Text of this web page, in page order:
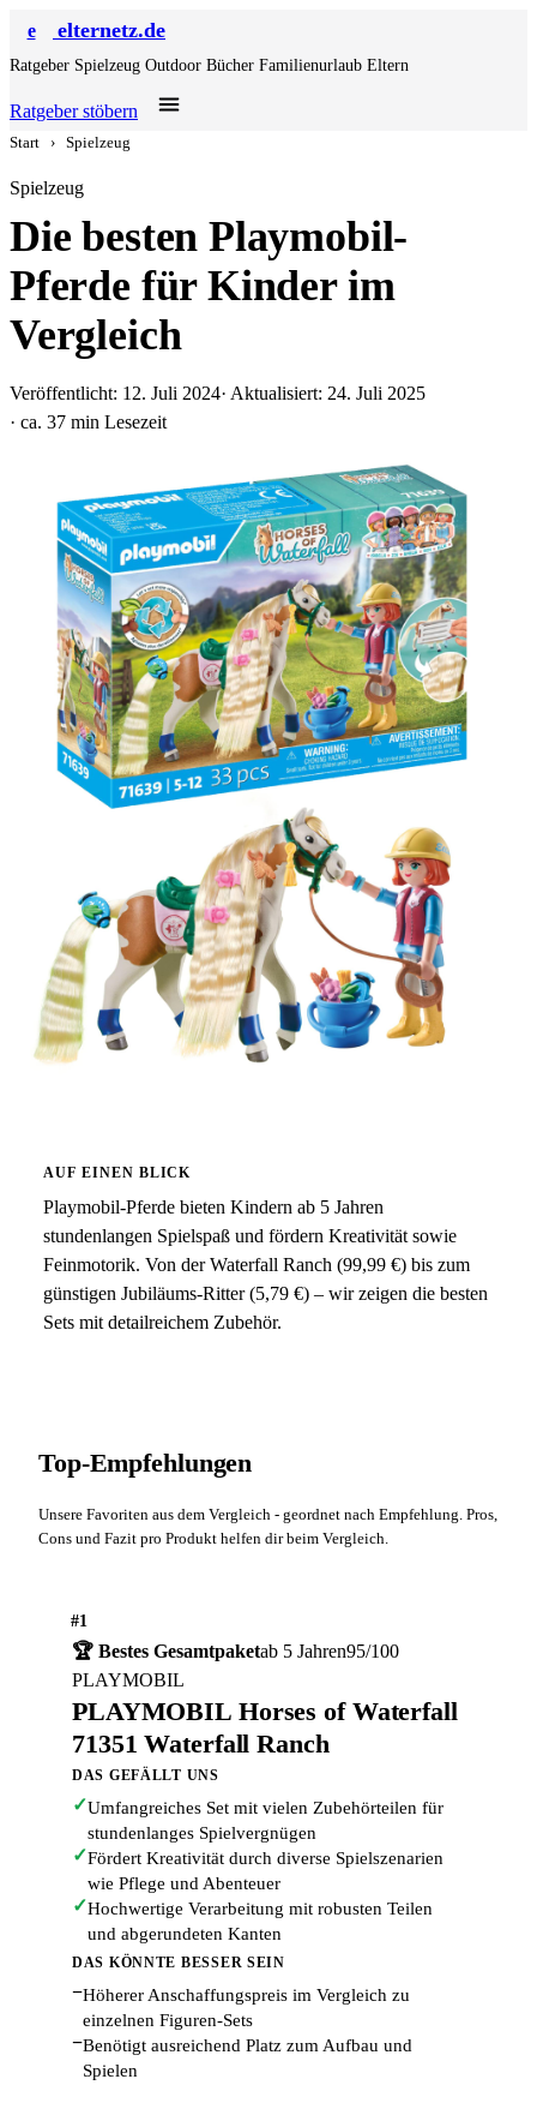
e elternetz.de
Ratgeber Spielzeug Outdoor Bücher Familienurlaub Eltern
Ratgeber stöbern
Start › Spielzeug
Spielzeug
Die besten Playmobil-
Pferde für Kinder im
Vergleich
Veröffentlicht: 12. Juli 2024· Aktualisiert: 24. Juli 2025
· ca. 37 min Lesezeit
AUF EINEN BLICK
Playmobil-Pferde bieten Kindern ab 5 Jahren
stundenlangen Spielspaß und fördern Kreativität sowie
Feinmotorik. Von der Waterfall Ranch (99,99 €) bis zum
günstigen Jubiläums-Ritter (5,79 €) – wir zeigen die besten
Sets mit detailreichem Zubehör.
Top-Empfehlungen
Unsere Favoriten aus dem Vergleich - geordnet nach Empfehlung. Pros,
Cons und Fazit pro Produkt helfen dir beim Vergleich.
#1
🏆 Bestes Gesamtpaketab 5 Jahren95/100
PLAYMOBIL
PLAYMOBIL Horses of Waterfall
71351 Waterfall Ranch
DAS GEFÄLLT UNS
✓Umfangreiches Set mit vielen Zubehörteilen für
stundenlanges Spielvergnügen
✓Fördert Kreativität durch diverse Spielszenarien
wie Pflege und Abenteuer
✓Hochwertige Verarbeitung mit robusten Teilen
und abgerundeten Kanten
DAS KÖNNTE BESSER SEIN
−Höherer Anschaffungspreis im Vergleich zu
einzelnen Figuren-Sets
−Benötigt ausreichend Platz zum Aufbau und
Spielen